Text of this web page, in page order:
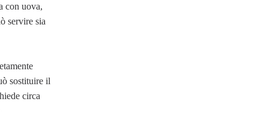
con uova,
servire sia
sostituire il
circa